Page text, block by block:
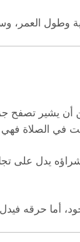
وطول
يشير تصفح
في الصلاة
يدل
أما حرقه